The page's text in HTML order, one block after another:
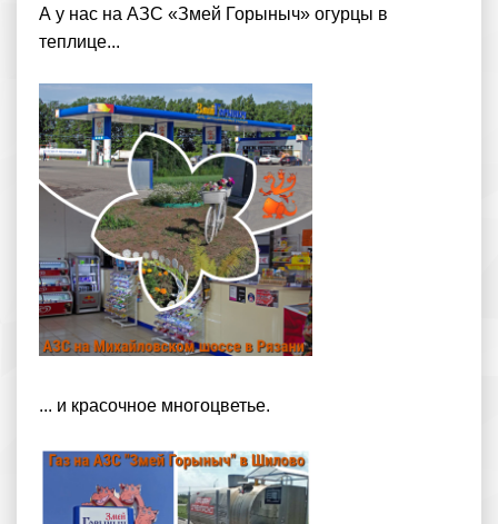
А у нас на АЗС «Змей Горыныч» огурцы в
теплице...
... и красочное многоцветье.